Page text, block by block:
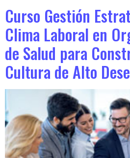
Curso Gestión
Clima Laboral en
de Salud para
Cultura de Alto